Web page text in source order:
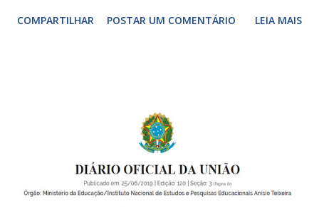
garantir o direito das crianças a uma educação integral e de
crianças de zero a 3 anos e 11 meses; – EMEIs - Escolas
Municipais de Educação Infantil, que atendem crianças de 4
a 5 anos e 11 meses; – CEMEI - Centro Municipal de
Educação Infantil, que recebe crianças de zero a 5 anos e 11
COMPARTILHAR POSTAR UM COMENTÁRIO LEIA MAIS